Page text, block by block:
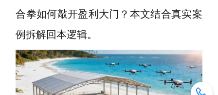
合拳如何敲开盈利大门？本文结合真实案
例拆解回本逻辑。